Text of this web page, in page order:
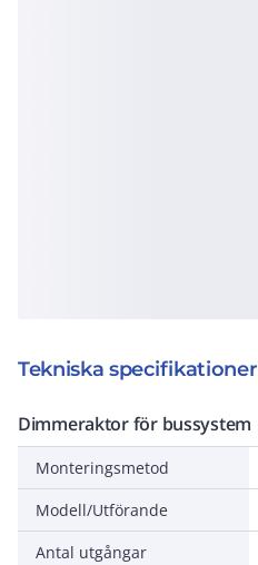
Tekniska specifikationer
Dimmeraktor för bussystem
Monteringsmetod
Modell/Utförande
Antal utgångar